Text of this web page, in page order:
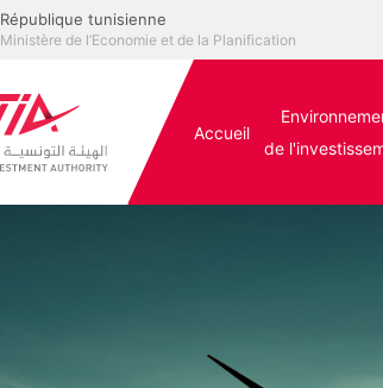
République tunisienne
Ministère de l’Economie et de la Planification
Accueil
de